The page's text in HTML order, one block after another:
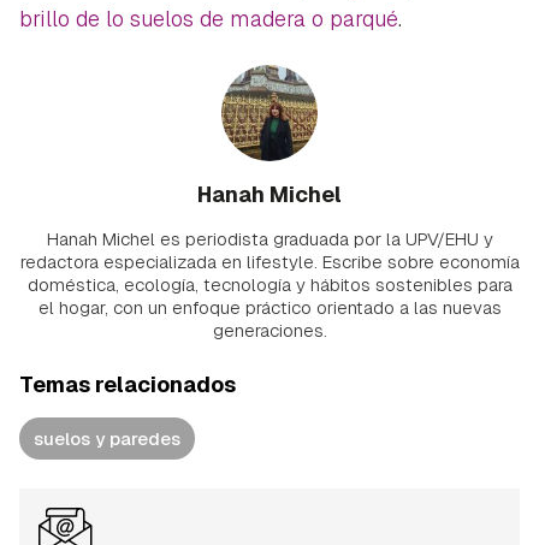
brillo de lo suelos de madera o parqué.
Hanah Michel
Hanah Michel es periodista graduada por la UPV/EHU y
redactora especializada en lifestyle. Escribe sobre economía
doméstica, ecología, tecnología y hábitos sostenibles para
el hogar, con un enfoque práctico orientado a las nuevas
generaciones.
Temas relacionados
suelos y paredes